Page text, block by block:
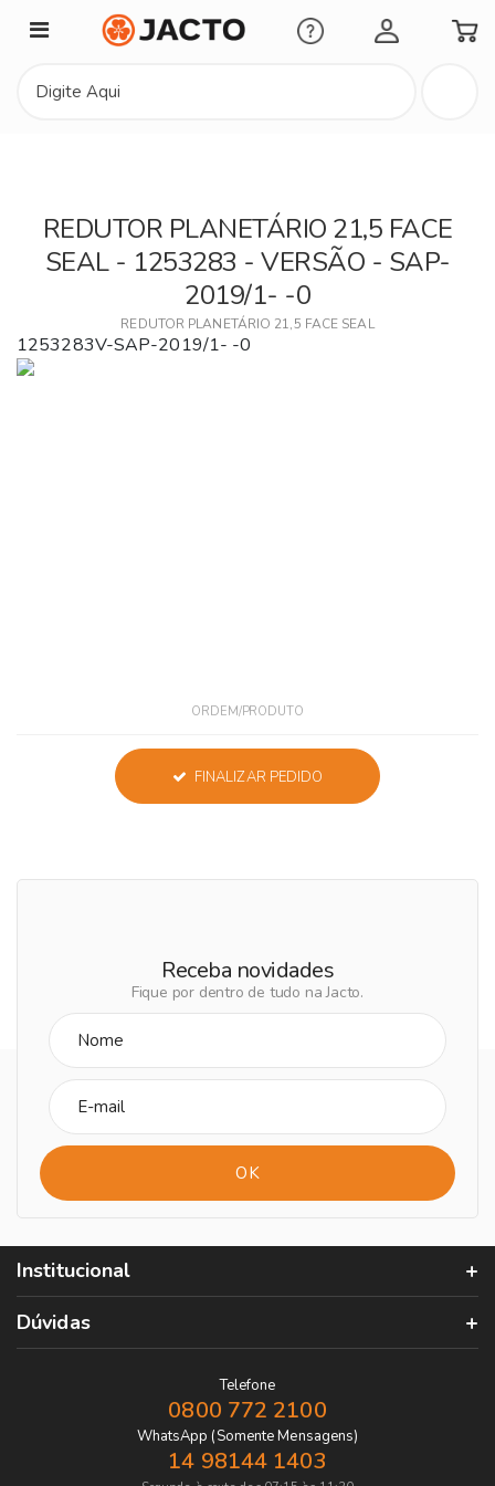
Minha Conta
REDUTOR PLANETÁRIO 21,5 FACE
SEAL - 1253283 - VERSÃO - SAP-
2019/1- -0
REDUTOR PLANETÁRIO 21,5 FACE SEAL
1253283V-SAP-2019/1- -0
ORDEM/PRODUTO
FINALIZAR PEDIDO
Receba novidades
Fique por dentro de tudo na Jacto.
Institucional
Dúvidas
Telefone
0800 772 2100
WhatsApp (Somente Mensagens)
14 98144 1403